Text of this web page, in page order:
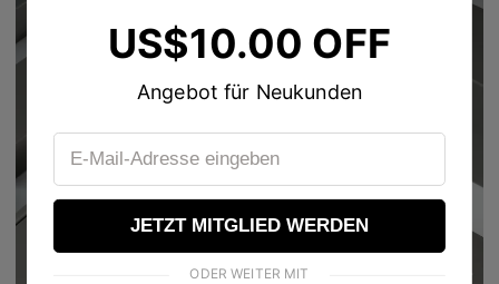
US$10.00 OFF
Angebot für Neukunden
JETZT MITGLIED WERDEN
ODER WEITER MIT